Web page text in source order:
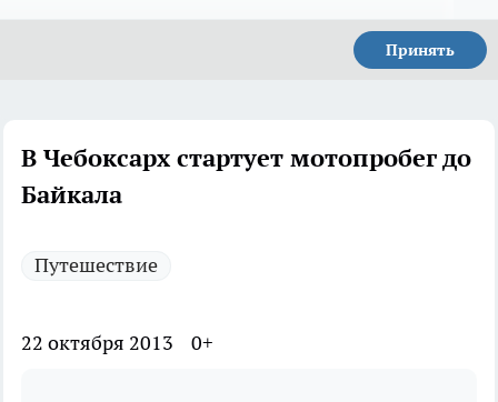
Принять
В Чебоксарх стартует мотопробег до
Байкала
Путешествие
22 октября 2013 0+